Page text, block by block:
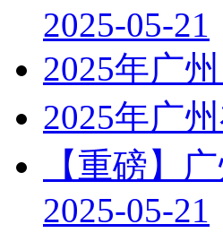
2025-05-21
2025年广
2025年广
【重磅】
2025-05-21